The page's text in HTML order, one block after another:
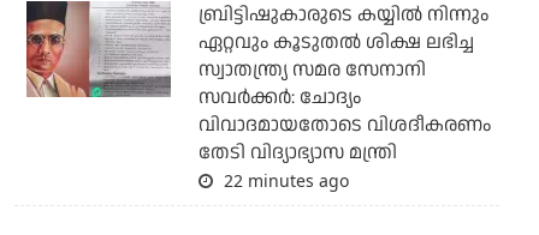
ബ്രിട്ടിഷുകാരുടെ കയ്യില്‍ നിന്നും
ഏറ്റവും കൂടുതല്‍ ശിക്ഷ ലഭിച്ച
സ്വാതന്ത്ര്യ സമര സേനാനി
സവര്‍ക്കര്‍: ചോദ്യം
വിവാദമായതോടെ വിശദീകരണം
തേടി വിദ്യാഭ്യാസ മന്ത്രി
22 minutes ago